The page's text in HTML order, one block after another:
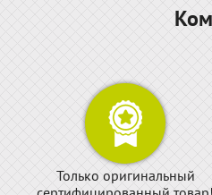
Только оригинальный